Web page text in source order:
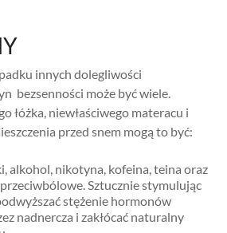
innych dolegliwości
bezsenności może być wiele.
łóżka, niewłaściwego materacu i
przed snem mogą to być:
alkohol, nikotyna, kofeina, teina oraz
Sztucznie stymulując
stężenie hormonów
nadnercza i zakłócać naturalny